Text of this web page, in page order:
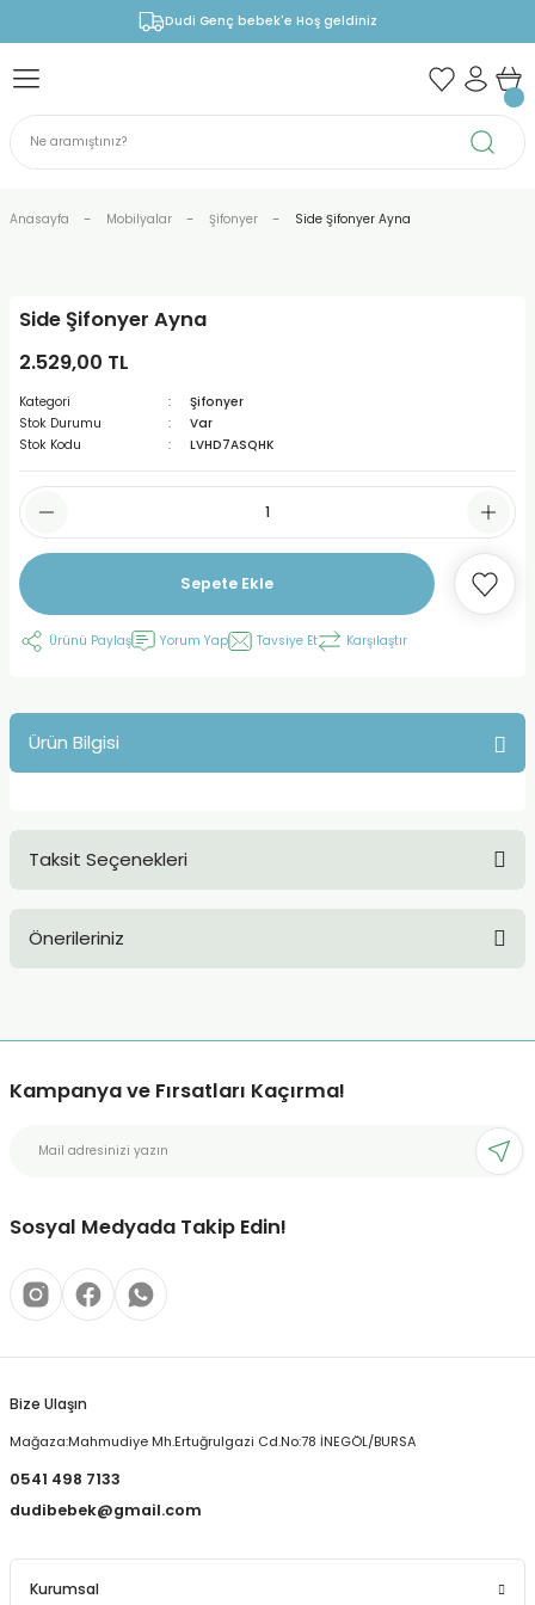
Dudi Genç bebek'e Hoş geldiniz
Anasayfa Mobilyalar Şifonyer Side Şifonyer Ayna
Side Şifonyer Ayna
2.529,00 TL
Kategori
Şifonyer
Stok Durumu
Var
Stok Kodu
LVHD7ASQHK
Sepete Ekle
Ürünü Paylaş Yorum Yap Tavsiye Et Karşılaştır
Ürün Bilgisi
Taksit Seçenekleri
Önerileriniz
kullanarak tarafımıza iletebilirsiniz.
Ürün açıklamasında eksik bilgiler bulunuyor.
Ürün fiyatı diğer sitelerden daha pahalı.
Kampanya ve Fırsatları Kaçırma!
Sosyal Medyada Takip Edin!
Bize Ulaşın
Mağaza:Mahmudiye Mh.Ertuğrulgazi Cd.No:78 İNEGÖL/BURSA
0541 498 7133
dudibebek@gmail.com
Kurumsal